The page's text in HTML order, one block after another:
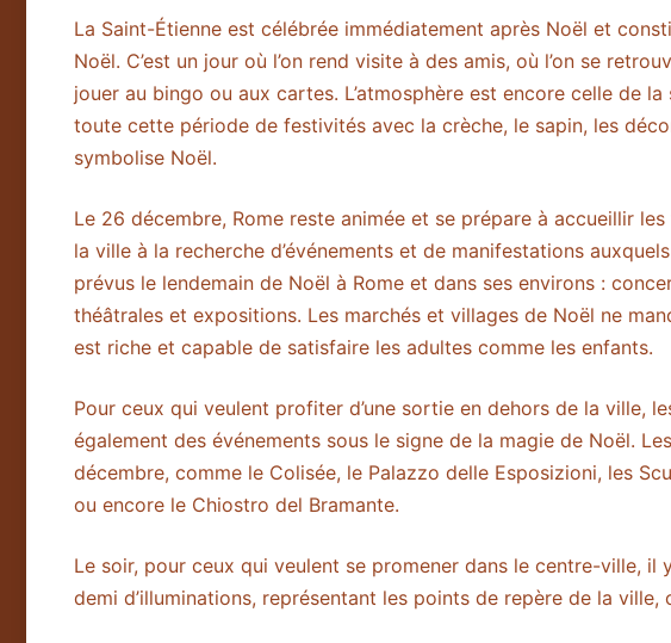
La Saint-Étienne est célébrée immédiatement après Noël et
Noël. C’est un jour où l’on rend visite à des amis, où l’on se
jouer au bingo ou aux cartes. L’atmosphère est encore celle de
toute cette période de festivités avec la crèche, le sapin, les
symbolise Noël.
Le 26 décembre, Rome reste animée et se prépare à accueillir
la ville à la recherche d’événements et de manifestations
prévus le lendemain de Noël à Rome et dans ses environs :
théâtrales et expositions. Les marchés et villages de Noël ne
est riche et capable de satisfaire les adultes comme les enfants.
Pour ceux qui veulent profiter d’une sortie en dehors de la ville,
également des événements sous le signe de la magie de Noël.
décembre, comme le Colisée, le Palazzo delle Esposizioni, les
ou encore le Chiostro del Bramante.
Le soir, pour ceux qui veulent se promener dans le centre-ville,
demi d’illuminations, représentant les points de repère de la ville,